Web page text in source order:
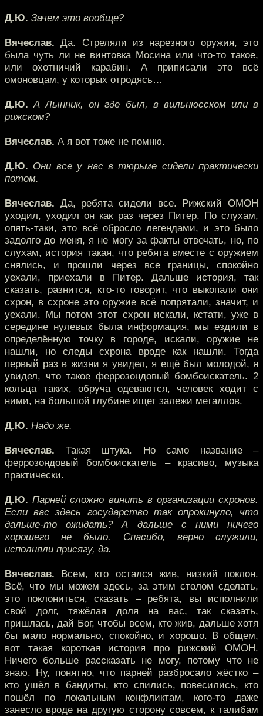
Д.Ю. Зачем это вообще?
Вячеслав. Да. Стреляли из нарезного оружия, это
была чуть ли не винтовка Мосина или что-то такое,
или охотничий карабин. А приписали это всё
омоновцам, у которых отродясь…
Д.Ю. А Лынник, он где был, в вильнюсском или в
рижском?
Вячеслав. А я вот тоже не помню.
Д.Ю. Они все у нас в тюрьме сидели практически
потом.
Вячеслав. Да, ребята сидели все. Рижский ОМОН
уходил, уходил он как раз через Питер. По слухам,
опять-таки, это всё обросло легендами, и это было
задолго до меня, я не могу за факты отвечать, но, по
слухам, история такая, что ребята вместе с оружием
снялись, и прошли через все границы, спокойно
уехали, приехали в Питер. Дальше история, так
сказать, разнится, кто-то говорит, что выкопали они
схрон, в схроне это оружие всё попрятали, значит, и
уехали. Мы потом этот схрон искали, кстати, уже в
середине нулевых была информация, мы ездили в
определённую точку в городе, искали, оружие не
нашли, но следы схрона вроде как нашли. Тогда
первый раз в жизни я увидел, я ещё был молодой, я
увидел, что такое феррозондовый бомбоискатель. 2
кольца таких, обруча одеваются, человек ходит с
ними, на большой глубине ищет залежи металлов.
Д.Ю. Надо же.
Вячеслав. Такая штука. Но само название –
феррозондовый бомбоискатель – красиво, музыка
практически.
Д.Ю. Парней сложно винить в организации схронов.
Если вас здесь государство так опрокинуло, что
дальше-то ожидать? А дальше с ними ничего
хорошего не было. Спасибо, верно служили,
исполняли присягу, да.
Вячеслав. Всем, кто остался жив, низкий поклон.
Всё, что мы можем здесь, за этим столом сделать,
это поклониться, сказать – ребята, вы исполнили
свой долг, тяжёлая доля на вас, так сказать,
пришлась, дай Бог, чтобы всем, кто жив, дальше хотя
бы мало нормально, спокойно, и хорошо. В общем,
вот такая короткая история про рижский ОМОН.
Ничего больше рассказать не могу, потому что не
знаю. Ну, понятно, что парней разбросало жёстко –
кто ушёл в бандиты, кто спились, повесились, кто
пошёл по локальным конфликтам, кого-то даже
занесло вроде на другую сторону совсем, к талибам